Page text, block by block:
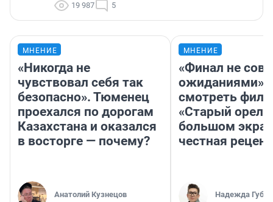
19 987 5
МНЕНИЕ
«Никогда не
чувствовал себя так
безопасно». Тюменец
проехался по дорогам
Казахстана и оказался
в восторге — почему?
Анатолий Кузнецов
МНЕНИЕ
«Финал не
ожиданиями»:
смотреть
«Старый орел»
большом
честная
Надежда